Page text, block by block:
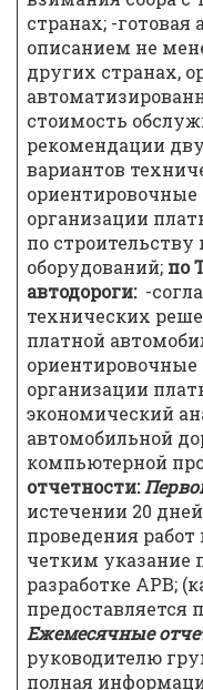
странах; -готовая
описанием не
других странах,
стоимость
рекомендации
вариантов
организации
по
оборудований; по
автодороги:-
технических
платной
организации
экономический
автомобильной
компьютерной
отчетности:
истечении 20
проведения работ
четким указание
разработке АРВ;
предоставляется
Ежемесячные
руководителю
полная